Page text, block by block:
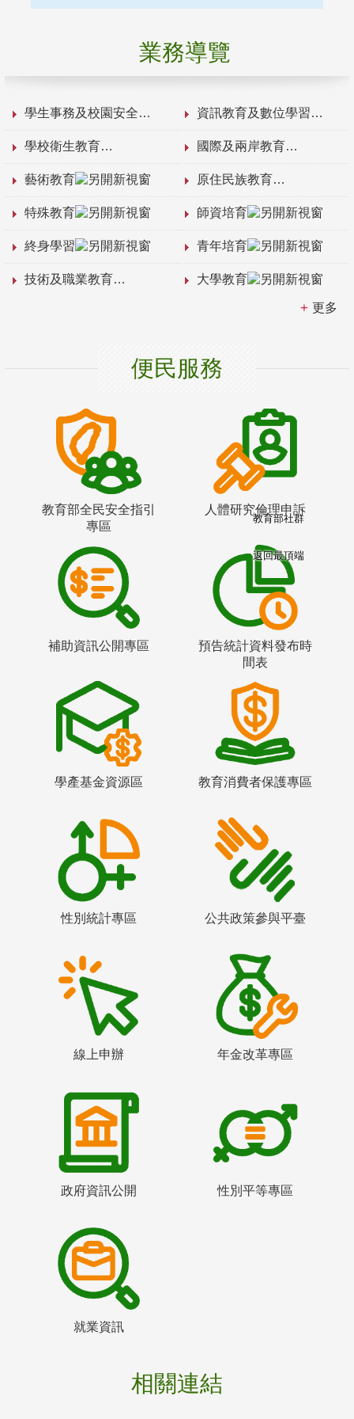
業務導覽
學生事務及校園安全 資訊教育及數位學習
學校衛生教育 國際及兩岸教育
藝術教育 原住民族教育
特殊教育 師資培育
終身學習 青年培育
技術及職業教育 大學教育
更多
便民服務
教育部全民安全指引
專區
人體研究倫理申訴
補助資訊公開專區
預告統計資料發布時
間表
學產基金資源區 教育消費者保護專區
性別統計專區 公共政策參與平臺
線上申辦 年金改革專區
政府資訊公開 性別平等專區
就業資訊
相關連結
教育部社群
返回最頂端